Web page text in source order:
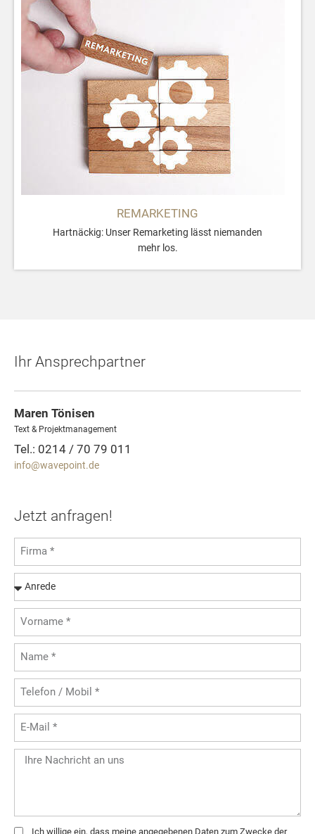
REMARKETING
Hartnäckig: Unser Remarketing lässt niemanden
mehr los.
Ihr Ansprechpartner
Maren Tönisen
Text & Projektmanagement
Tel.: 0214 / 70 79 011
info@wavepoint.de
Jetzt anfragen!
Ich willige ein, dass meine angegebenen Daten zum Zwecke der